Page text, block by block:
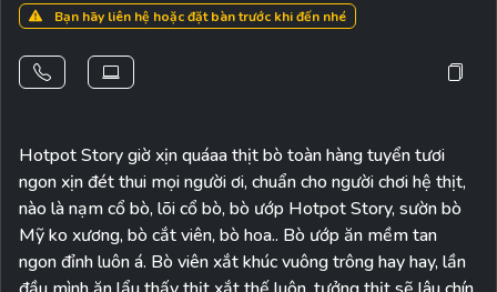
Bạn hãy liên hệ hoặc đặt bàn trước khi đến nhé
Hotpot Story giờ xịn quáaa thịt bò toàn hàng tuyển tươi
ngon xịn đét thui mọi người ơi, chuẩn cho người chơi hệ thịt,
nào là nạm cổ bò, lõi cổ bò, bò ướp Hotpot Story, sườn bò
Mỹ ko xương, bò cắt viên, bò hoa.. Bò ướp ăn mềm tan
ngon đỉnh luôn á. Bò viên xắt khúc vuông trông hay hay, lần